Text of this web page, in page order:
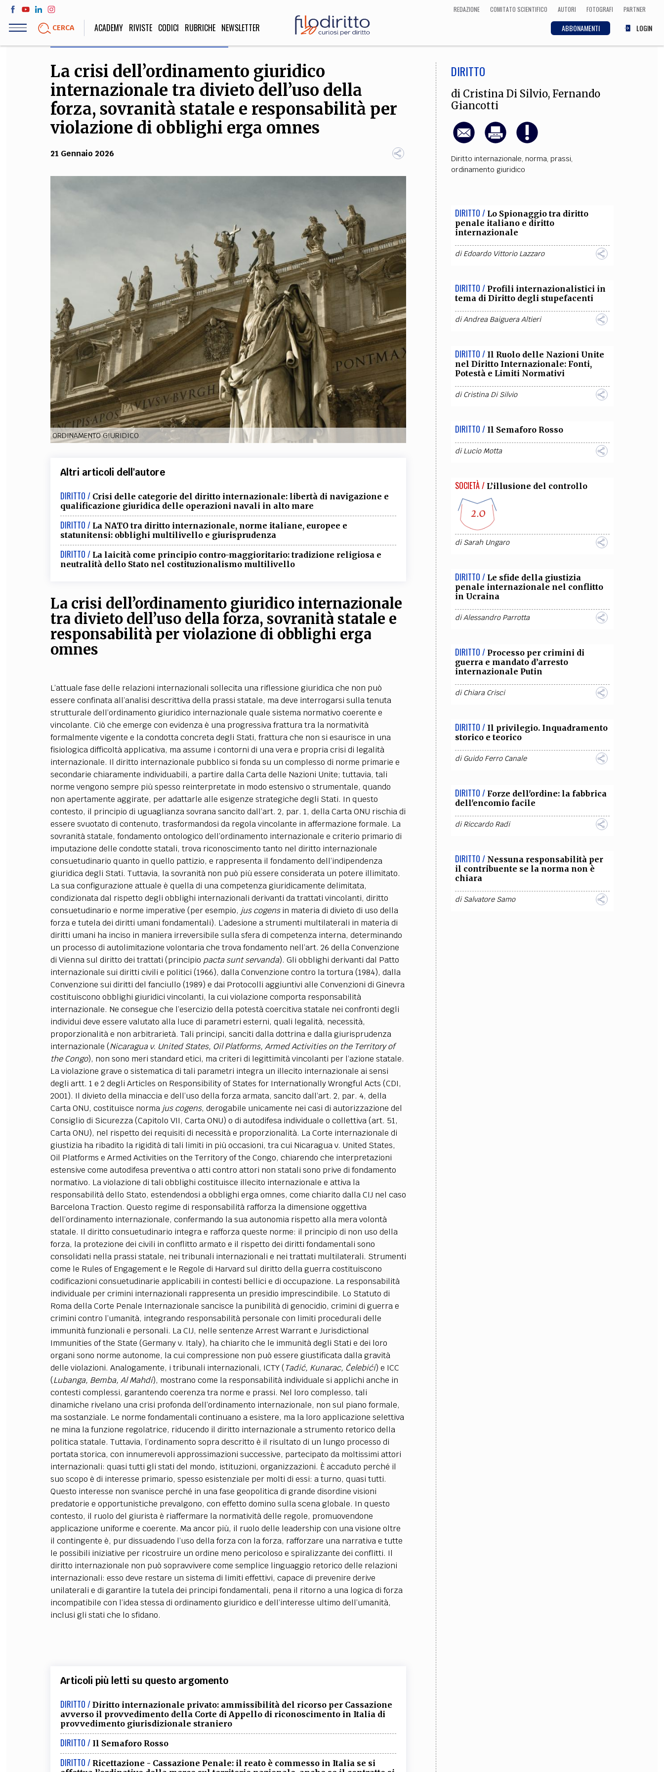
Salta
contenuto
REDAZIONE COMITATO SCIENTIFICO AUTORI FOTOGRAFI PARTNER
CERCA ABBONAMENTI LOGIN
ACADEMY RIVISTE CODICI RUBRICHE NEWSLETTER
LIFE STYLE
Sport, Cucina, Viaggi,
Moda
SOCIETÀ
Politica, Attualità,
Educazione, Lavoro, Esteri
DIRITTO ECONOMIA
Matematica, Fisica,
Biologia, Cifrematica,
CULTURA
Arte, Cinema, Musica,
TEAM
REDAZIONE COMITATO SCIENTIFICO AUTORI CURATORI FOTOGRAFI
EXTRA
CODICI RUBRICHE LIBRI PROCEEDINGS PUBBLICITÀ CONTATTI
SOCIAL MEDIA
La crisi dell’ordinamento giuridico
internazionale tra divieto dell’uso della
forza, sovranità statale e responsabilità per
violazione di obblighi erga omnes
21 Gennaio 2026
ORDINAMENTO GIURIDICO
Altri articoli dell'autore
DIRITTO / Crisi delle categorie del diritto internazionale: libertà di navigazione e
qualificazione giuridica delle operazioni navali in alto mare
DIRITTO / La NATO tra diritto internazionale, norme italiane, europee e
statunitensi: obblighi multilivello e giurisprudenza
DIRITTO / La laicità come principio contro-maggioritario: tradizione religiosa e
neutralità dello Stato nel costituzionalismo multilivello
La crisi dell’ordinamento giuridico internazionale
tra divieto dell’uso della forza, sovranità statale e
responsabilità per violazione di obblighi erga
omnes
L’attuale fase delle relazioni internazionali sollecita una riflessione giuridica che non può
essere confinata all’analisi descrittiva della prassi statale, ma deve interrogarsi sulla tenuta
strutturale dell’ordinamento giuridico internazionale quale sistema normativo coerente e
vincolante. Ciò che emerge con evidenza è una progressiva frattura tra la normatività
formalmente vigente e la condotta concreta degli Stati, frattura che non si esaurisce in una
fisiologica difficoltà applicativa, ma assume i contorni di una vera e propria crisi di legalità
internazionale. Il diritto internazionale pubblico si fonda su un complesso di norme primarie e
secondarie chiaramente individuabili, a partire dalla Carta delle Nazioni Unite; tuttavia, tali
norme vengono sempre più spesso reinterpretate in modo estensivo o strumentale, quando
non apertamente aggirate, per adattarle alle esigenze strategiche degli Stati. In questo
contesto, il principio di uguaglianza sovrana sancito dall’art. 2, par. 1, della Carta ONU rischia di
essere svuotato di contenuto, trasformandosi da regola vincolante in affermazione formale. La
sovranità statale, fondamento ontologico dell’ordinamento internazionale e criterio primario di
imputazione delle condotte statali, trova riconoscimento tanto nel diritto internazionale
consuetudinario quanto in quello pattizio, e rappresenta il fondamento dell’indipendenza
giuridica degli Stati. Tuttavia, la sovranità non può più essere considerata un potere illimitato.
La sua configurazione attuale è quella di una competenza giuridicamente delimitata,
condizionata dal rispetto degli obblighi internazionali derivanti da trattati vincolanti, diritto
consuetudinario e norme imperative (per esempio, jus cogensin materia di divieto di uso della
forza e tutela dei diritti umani fondamentali). L’adesione a strumenti multilaterali in materia di
diritti umani ha inciso in maniera irreversibile sulla sfera di competenza interna, determinando
un processo di autolimitazione volontaria che trova fondamento nell’art. 26 della Convenzione
di Vienna sul diritto dei trattati (principio pacta sunt servanda). Gli obblighi derivanti dal Patto
internazionale sui diritti civili e politici (1966), dalla Convenzione contro la tortura (1984), dalla
Convenzione sui diritti del fanciullo (1989) e dai Protocolli aggiuntivi alle Convenzioni di Ginevra
costituiscono obblighi giuridici vincolanti, la cui violazione comporta responsabilità
internazionale. Ne consegue che l’esercizio della potestà coercitiva statale nei confronti degli
individui deve essere valutato alla luce di parametri esterni, quali legalità, necessità,
proporzionalità e non arbitrarietà. Tali principi, sanciti dalla dottrina e dalla giurisprudenza
internazionale (Nicaragua v. United States, Oil Platforms, Armed Activities on the Territory of
the Congo), non sono meri standard etici, ma criteri di legittimità vincolanti per l’azione statale.
La violazione grave o sistematica di tali parametri integra un illecito internazionale ai sensi
degli artt. 1 e 2 degli Articles on Responsibility of States for Internationally Wrongful Acts (CDI,
2001). Il divieto della minaccia e dell’uso della forza armata, sancito dall’art. 2, par. 4, della
Carta ONU, costituisce norma jus cogens, derogabile unicamente nei casi di autorizzazione del
Consiglio di Sicurezza (Capitolo VII, Carta ONU) o di autodifesa individuale o collettiva (art. 51,
Carta ONU), nel rispetto dei requisiti di necessità e proporzionalità. La Corte internazionale di
giustizia ha ribadito la rigidità di tali limiti in più occasioni, tra cui Nicaragua v. United States,
Oil Platforms e Armed Activities on the Territory of the Congo, chiarendo che interpretazioni
estensive come autodifesa preventiva o atti contro attori non statali sono prive di fondamento
normativo. La violazione di tali obblighi costituisce illecito internazionale e attiva la
responsabilità dello Stato, estendendosi a obblighi erga omnes, come chiarito dalla CIJ nel caso
Barcelona Traction. Questo regime di responsabilità rafforza la dimensione oggettiva
dell’ordinamento internazionale, confermando la sua autonomia rispetto alla mera volontà
statale. Il diritto consuetudinario integra e rafforza queste norme: il principio di non uso della
forza, la protezione dei civili in conflitto armato e il rispetto dei diritti fondamentali sono
consolidati nella prassi statale, nei tribunali internazionali e nei trattati multilaterali. Strumenti
come le Rules of Engagement e le Regole di Harvard sul diritto della guerra costituiscono
codificazioni consuetudinarie applicabili in contesti bellici e di occupazione. La responsabilità
individuale per crimini internazionali rappresenta un presidio imprescindibile. Lo Statuto di
Roma della Corte Penale Internazionale sancisce la punibilità di genocidio, crimini di guerra e
crimini contro l’umanità, integrando responsabilità personale con limiti procedurali delle
immunità funzionali e personali. La CIJ, nelle sentenze Arrest Warrant e Jurisdictional
Immunities of the State (Germany v. Italy), ha chiarito che le immunità degli Stati e dei loro
organi sono norme autonome, la cui compressione non può essere giustificata dalla gravità
delle violazioni. Analogamente, i tribunali internazionali, ICTY ( Tadić, Kunarac, Čelebići) e ICC
(Lubanga, Bemba, Al Mahdi), mostrano come la responsabilità individuale si applichi anche in
contesti complessi, garantendo coerenza tra norme e prassi. Nel loro complesso, tali
dinamiche rivelano una crisi profonda dell’ordinamento internazionale, non sul piano formale,
ma sostanziale. Le norme fondamentali continuano a esistere, ma la loro applicazione selettiva
ne mina la funzione regolatrice, riducendo il diritto internazionale a strumento retorico della
politica statale. Tuttavia, l’ordinamento sopra descritto è il risultato di un lungo processo di
portata storica, con innumerevoli approssimazioni successive, partecipato da moltissimi attori
internazionali: quasi tutti gli stati del mondo, istituzioni, organizzazioni. È accaduto perché il
suo scopo è di interesse primario, spesso esistenziale per molti di essi: a turno, quasi tutti.
Questo interesse non svanisce perché in una fase geopolitica di grande disordine visioni
predatorie e opportunistiche prevalgono, con effetto domino sulla scena globale. In questo
contesto, il ruolo del giurista è riaffermare la normatività delle regole, promuovendone
applicazione uniforme e coerente. Ma ancor più, il ruolo delle leadership con una visione oltre
il contingente è, pur dissuadendo l’uso della forza con la forza, rafforzare una narrativa e tutte
le possibili iniziative per ricostruire un ordine meno pericoloso e spiralizzante dei conflitti. Il
diritto internazionale non può sopravvivere come semplice linguaggio retorico delle relazioni
internazionali: esso deve restare un sistema di limiti effettivi, capace di prevenire derive
unilaterali e di garantire la tutela dei principi fondamentali, pena il ritorno a una logica di forza
incompatibile con l’idea stessa di ordinamento giuridico e dell’interesse ultimo dell’umanità,
inclusi gli stati che lo sfidano.
Articoli più letti su questo argomento
DIRITTO / Diritto internazionale privato: ammissibilità del ricorso per Cassazione
avverso il provvedimento della Corte di Appello di riconoscimento in Italia di
provvedimento giurisdizionale straniero
DIRITTO / Il Semaforo Rosso
DIRITTO / Ricettazione - Cassazione Penale: il reato è commesso in Italia se si
DIRITTO
di Cristina Di Silvio,Fernando
Giancotti
Diritto internazionale, norma, prassi,
ordinamento giuridico
DIRITTO / Lo Spionaggio tra diritto
penale italiano e diritto
internazionale
diEdoardo Vittorio Lazzaro
DIRITTO / Profili internazionalistici in
tema di Diritto degli stupefacenti
diAndrea Baiguera Altieri
DIRITTO / Il Ruolo delle Nazioni Unite
nel Diritto Internazionale: Fonti,
Potestà e Limiti Normativi
diCristina Di Silvio
DIRITTO / Il Semaforo Rosso
diLucio Motta
SOCIETÀ / L’illusione del controllo
diSarah Ungaro
DIRITTO / Le sfide della giustizia
penale internazionale nel conflitto
in Ucraina
diAlessandro Parrotta
DIRITTO / Processo per crimini di
guerra e mandato d’arresto
internazionale Putin
diChiara Crisci
DIRITTO / Il privilegio. Inquadramento
storico e teorico
diGuido Ferro Canale
DIRITTO / Forze dell'ordine: la fabbrica
dell'encomio facile
diRiccardo Radi
DIRITTO / Nessuna responsabilità per
il contribuente se la norma non è
chiara
diSalvatore Samo